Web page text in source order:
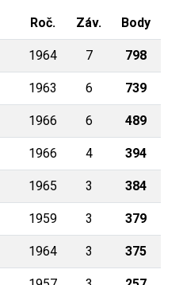
Roč. Záv. Body
1964 7 798
1963 6 739
1966 6 489
1966 4 394
1965 3 384
1959 3 379
1964 3 375